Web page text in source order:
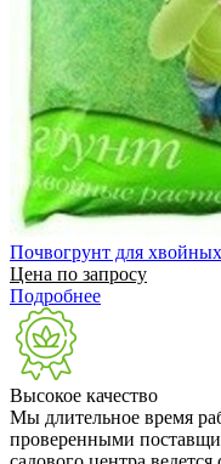
Почвогрунт для хвойных
Цена по запросу
Подробнее
Высокое качество
Мы длительное время
проверенными